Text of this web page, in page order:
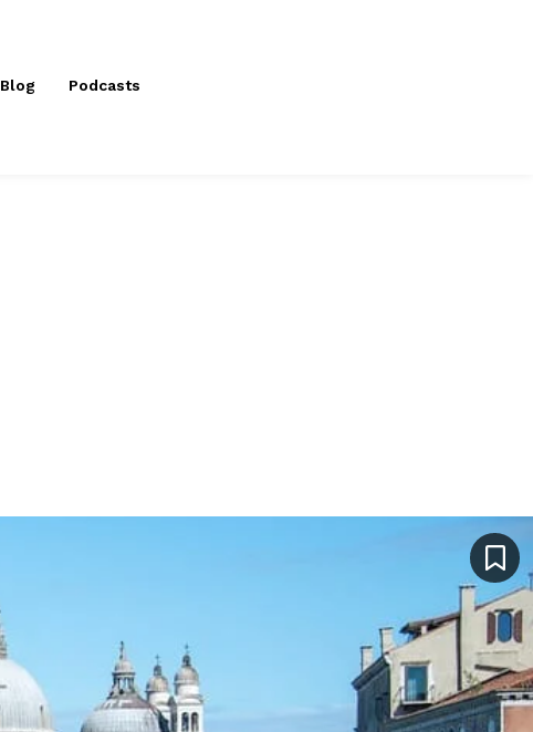
Blog Podcasts